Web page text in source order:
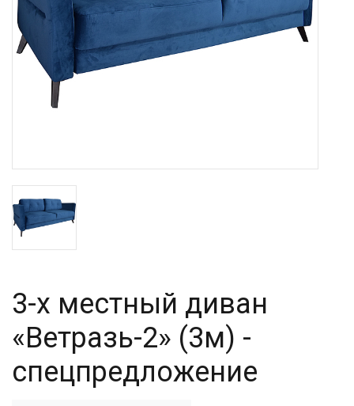
3-х местный диван
«Ветразь-2» (3м) -
спецпредложение